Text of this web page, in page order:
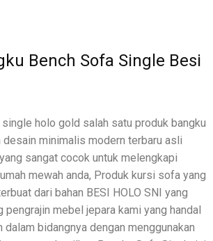
Bench Sofa Single Besi
holo gold salah satu produk bangku
minimalis modern terbaru asli
yang sangat cocok untuk melengkapi
mewah anda, Produk kursi sofa yang
dari bahan BESI HOLO SNI yang
pengrajin mebel jepara kami yang handal
dalam bidangnya dengan menggunakan